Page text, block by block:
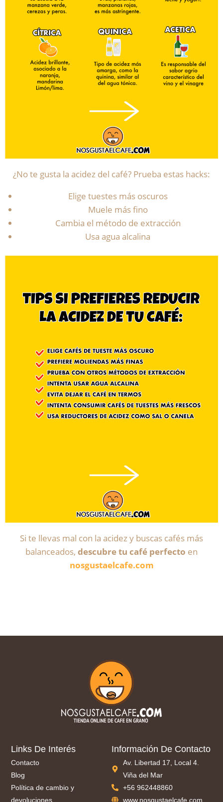
¿No te gusta la acidez del café? Prueba estas hacks:
Elige tuestes más oscuros
Muele más fino
Cambia el método de extracción
Usa agua alcalina
Si te llevas mal con la acidez y buscas cafés más
balanceados, descubre tu café perfecto en
nosgustaelcafe.com
Links De Interés
Contacto
Blog
Política de cambio y
devoluciones
Información De Contacto
Av. Libertad 17, Local 4.
Viña del Mar
+56 962448860
www.nosgustaelcafe.com